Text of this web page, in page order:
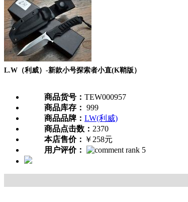
L.W（利威）-新款小号探索者小直(K鞘版）
商品货号： TEW000957
商品库存： 999
商品品牌： LW(利威)
商品点击数： 2370
本店售价： ￥258元
用户评价：